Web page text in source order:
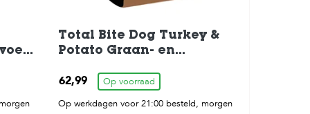
Total Bite Dog Turkey &
Potato Graan- en
kg
62,99
Op voorraad
Op werkdagen voor 21:00 besteld, morgen